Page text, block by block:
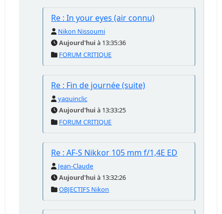
Re : In your eyes (air connu)
Nikon Nissoumi
Aujourd'hui à 13:35:36
FORUM CRITIQUE
Re : Fin de journée (suite)
yaquinclic
Aujourd'hui à 13:33:25
FORUM CRITIQUE
Re : AF-S Nikkor 105 mm f/1,4E ED
Jean-Claude
Aujourd'hui à 13:32:26
OBJECTIFS Nikon